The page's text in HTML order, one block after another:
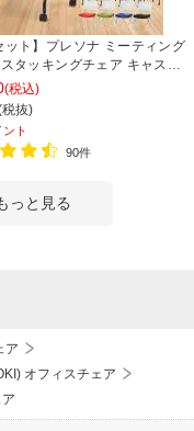
ット】プレソナ ミーティング
タッキングチェア キャスタ
面クッション 幅570×奥行
805mm 会議室 収納 法人
重ねる 会議用椅子 会議用チェ
(税込)
抜)
ント
90件
っと見る
ア
オフィスチェア